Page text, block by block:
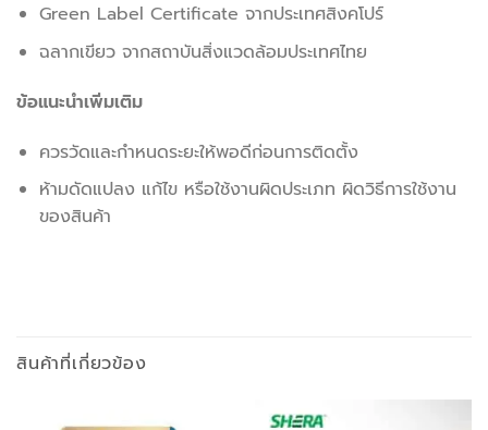
Green Label Certificate จากประเทศสิงคโปร์
ฉลากเขียว จากสถาบันสิ่งแวดล้อมประเทศไทย
ข้อแนะนำเพิ่มเติม
ควรวัดและกำหนดระยะให้พอดีก่อนการติดตั้ง
ห้ามดัดแปลง แก้ไข หรือใช้งานผิดประเภท ผิดวิธีการใช้งาน
ของสินค้า
สินค้าที่เกี่ยวข้อง